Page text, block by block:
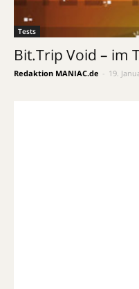
Tests
Bit.Trip Void – im
Redaktion MANIAC.de 19.